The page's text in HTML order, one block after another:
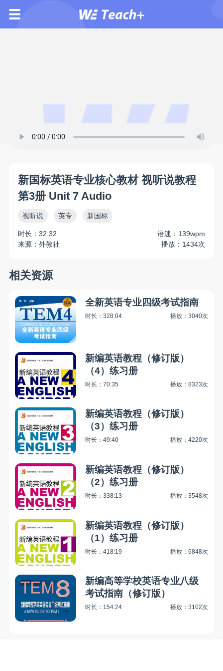
新国标英语专业核心教材 视听说教程
第3册 Unit 7 Audio
视听说 英专 新国标
时长：32:32
语速：139wpm
来源：外教社
播放：1434次
相关资源
全新英语专业四级考试指南
时长：328:04 播放：3040次
新编英语教程（修订版）
（4）练习册
时长：70:35 播放：8323次
新编英语教程（修订版）
（3）练习册
时长：49:40 播放：4220次
新编英语教程（修订版）
（2）练习册
时长：338:13 播放：3548次
新编英语教程（修订版）
（1）练习册
时长：418:19 播放：6848次
新编高等学校英语专业八级
考试指南（修订版）
时长：154:24 播放：3102次